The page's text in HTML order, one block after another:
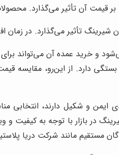
بر قیمت آن تأثیر می‌گذارد.
شیرینگ تأثیر می‌گذارد. در
و خرید عمده آن می‌تواند
دارد. از این‌رو، مقایسه
ایمن و شکیل دارند، انتخابی
در بازار با توجه به کیفیت
مستقیم مانند شرکت دریا